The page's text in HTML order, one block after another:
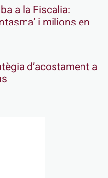
a la Fiscalia:
i milions en
d’acostament a